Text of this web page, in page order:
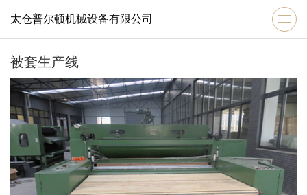
太仓普尔顿机械设备有限公司
被套生产线